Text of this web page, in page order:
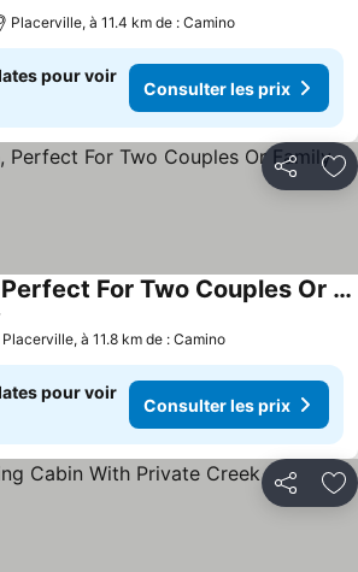
Placerville, à 11.4 km de : Camino
pour voir
Consulter les prix
Partager
House In Town, Perfect For Two Couples Or Family
Placerville, à 11.8 km de : Camino
pour voir
Consulter les prix
Partager